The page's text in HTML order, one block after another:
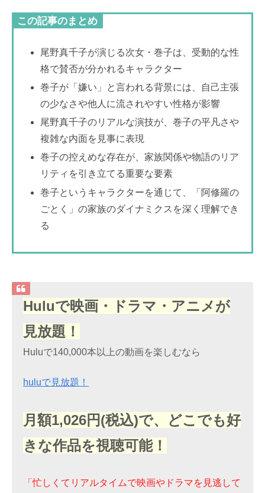
この記事のまとめ
尾野真千子が演じる次女・巻子は、受動的な性
格で賛否が分かれるキャラクター
巻子が「嫌い」と言われる背景には、自己主張
の少なさや他人に流されやすい性格が影響
尾野真千子のリアルな演技が、巻子の平凡さや
複雑な内面を見事に表現
巻子の控えめな存在が、家族関係や物語のリア
リティを引き立てる重要な要素
巻子というキャラクターを通じて、「阿修羅の
ごとく」の家族のダイナミクスを深く理解でき
る
Huluで映画・ドラマ・アニメが
見放題！
Huluで140,000本以上の動画を楽しむなら
huluで見放題！
月額1,026円(税込)で、どこでも好
きな作品を視聴可能！
「忙しくてリアルタイムで映画やドラマを見逃して